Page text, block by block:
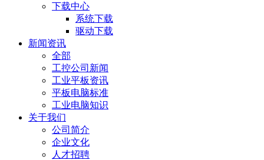
下载中心
系统下载
驱动下载
新闻资讯
全部
工控公司新闻
工业平板资讯
平板电脑标准
工业电脑知识
关于我们
公司简介
企业文化
人才招聘